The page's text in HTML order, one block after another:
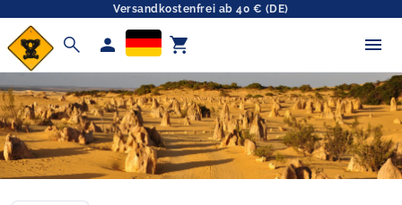
Versandkostenfrei ab 40 € (DE)
search person shopping_cart